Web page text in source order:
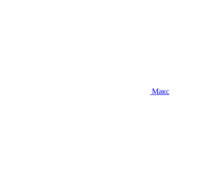
Макс